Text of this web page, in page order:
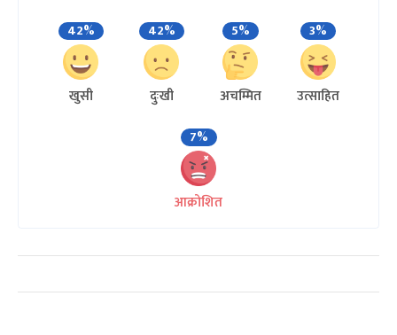
42%
खुसी
42%
दुःखी
5%
अचम्मित
3%
उत्साहित
7%
आक्रोशित